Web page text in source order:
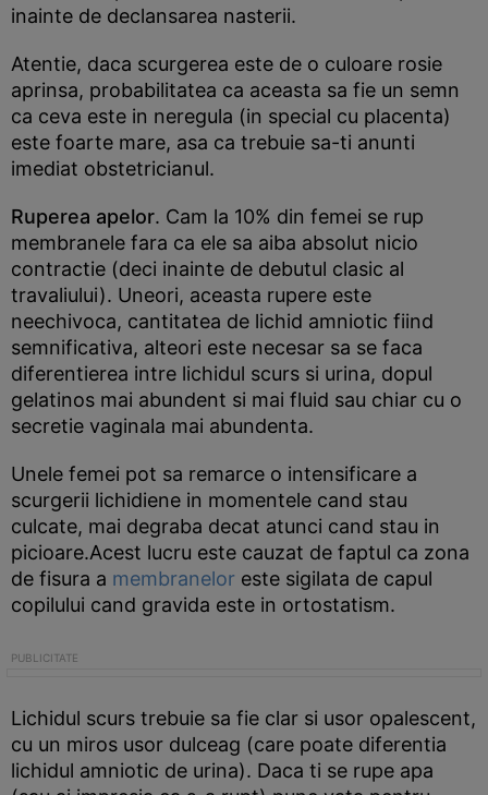
inainte de declansarea nasterii.
Atentie, daca scurgerea este de o culoare rosie
aprinsa, probabilitatea ca aceasta sa fie un semn
ca ceva este in neregula (in special cu placenta)
este foarte mare, asa ca trebuie sa-ti anunti
imediat obstetricianul.
Ruperea apelor. Cam la 10% din femei se rup
membranele fara ca ele sa aiba absolut nicio
contractie (deci inainte de debutul clasic al
travaliului). Uneori, aceasta rupere este
neechivoca, cantitatea de lichid amniotic fiind
semnificativa, alteori este necesar sa se faca
diferentierea intre lichidul scurs si urina, dopul
gelatinos mai abundent si mai fluid sau chiar cu o
secretie vaginala mai abundenta.
Unele femei pot sa remarce o intensificare a
scurgerii lichidiene in momentele cand stau
culcate, mai degraba decat atunci cand stau in
picioare.Acest lucru este cauzat de faptul ca zona
de fisura a membranelor este sigilata de capul
copilului cand gravida este in ortostatism.
Lichidul scurs trebuie sa fie clar si usor opalescent,
cu un miros usor dulceag (care poate diferentia
lichidul amniotic de urina). Daca ti se rupe apa